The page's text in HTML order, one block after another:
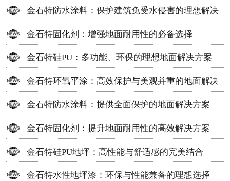
决方案
金石特防水涂料：保护建筑免受水侵害的理想解决
方案
金石特固化剂：增强地面耐用性的必备选择
金石特硅PU：多功能、环保的理想地面解决方案
金石特环氧平涂：高效保护与美观并重的地面解决
方案
金石特防水涂料：提供全面保护的地面解决方案
金石特固化剂：提升地面耐用性的高效解决方案
金石特硅PU地坪：高性能与舒适感的完美结合
金石特水性地坪漆：环保与性能兼备的理想选择